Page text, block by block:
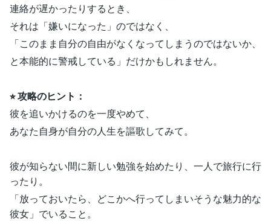
連絡が遅かったりするとき、
それは「嫌いになった」のではなく、
「このまま自分の自由がなくなってしまうのではないか、
と本能的に警戒している」だけかもしれません。
⭐︎ 攻略のヒント：
彼を追いかけるのを一度やめて、
あなた自身が自分の人生を謳歌してみて。
彼が知らない間に新しい勉強を始めたり、一人で旅行に行
ったり。
「放っておいたら、どこかへ行ってしまいそうな魅力的な
彼女」でいること。